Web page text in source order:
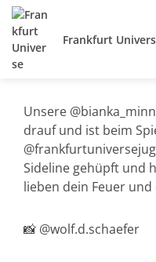
Frankfurt
Unsere
drauf und ist beim
Sideline gehüpft und
lieben dein Feuer
📸 @wolf.d.schaefer